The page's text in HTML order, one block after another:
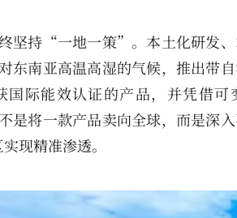
坚持“一地一策”。本土化研发
东南亚高温高湿的气候，推出带
国际能效认证的产品，并凭借
将一款产品卖向全球，而是深
现精准渗透。